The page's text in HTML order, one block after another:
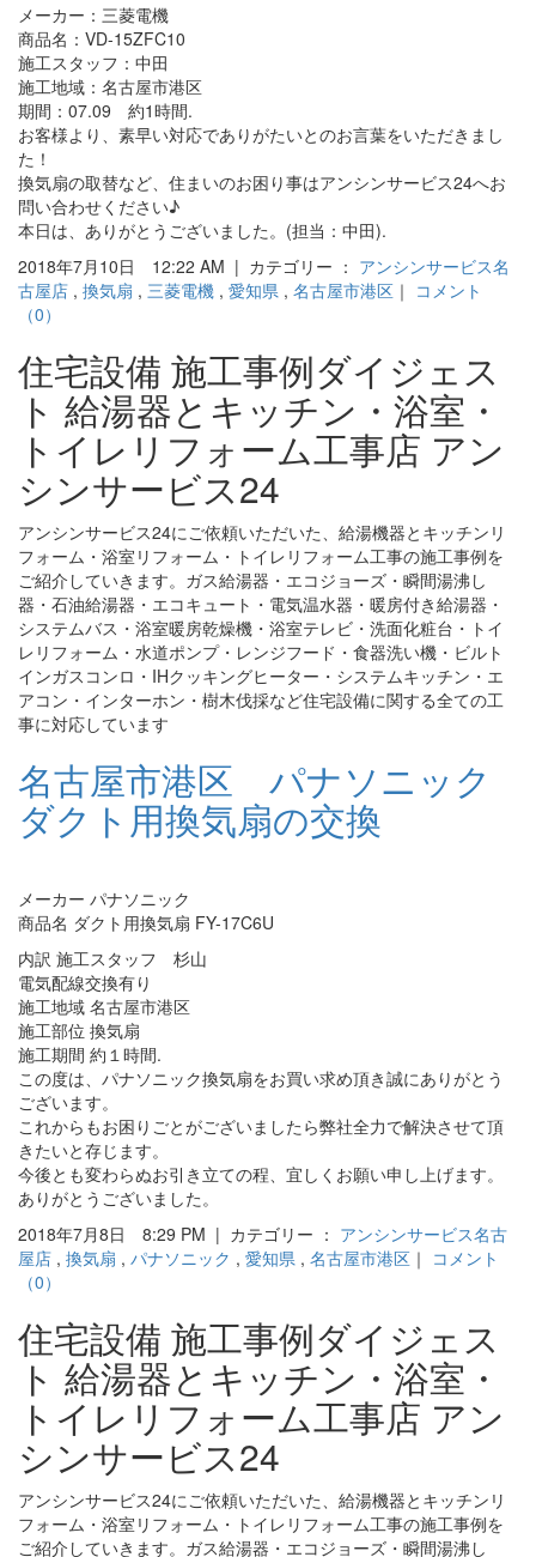
メーカー：三菱電機
商品名：VD-15ZFC10
施工スタッフ：中田
施工地域：名古屋市港区
期間：07.09 約1時間.
お客様より、素早い対応でありがたいとのお言葉をいただきまし
た！
換気扇の取替など、住まいのお困り事はアンシンサービス24へお
問い合わせください♪
本日は、ありがとうございました。(担当：中田).
2018年7月10日 12:22 AM | カテゴリー ： アンシンサービス名
古屋店 , 換気扇 , 三菱電機 , 愛知県 , 名古屋市港区 ｜ コメント
（0）
住宅設備 施工事例ダイジェス
ト 給湯器とキッチン・浴室・
トイレリフォーム工事店 アン
シンサービス24
アンシンサービス24にご依頼いただいた、給湯機器とキッチンリ
フォーム・浴室リフォーム・トイレリフォーム工事の施工事例を
ご紹介していきます。ガス給湯器・エコジョーズ・瞬間湯沸し
器・石油給湯器・エコキュート・電気温水器・暖房付き給湯器・
システムバス・浴室暖房乾燥機・浴室テレビ・洗面化粧台・トイ
レリフォーム・水道ポンプ・レンジフード・食器洗い機・ビルト
インガスコンロ・IHクッキングヒーター・システムキッチン・エ
アコン・インターホン・樹木伐採など住宅設備に関する全ての工
事に対応しています
名古屋市港区 パナソニック
ダクト用換気扇の交換
メーカー パナソニック
商品名 ダクト用換気扇 FY-17C6U
内訳 施工スタッフ 杉山
電気配線交換有り
施工地域 名古屋市港区
施工部位 換気扇
施工期間 約１時間.
この度は、パナソニック換気扇をお買い求め頂き誠にありがとう
ございます。
これからもお困りごとがございましたら弊社全力で解決させて頂
きたいと存じます。
今後とも変わらぬお引き立ての程、宜しくお願い申し上げます。
ありがとうございました。
2018年7月8日 8:29 PM | カテゴリー ： アンシンサービス名古
屋店 , 換気扇 , パナソニック , 愛知県 , 名古屋市港区 ｜ コメント
（0）
住宅設備 施工事例ダイジェス
ト 給湯器とキッチン・浴室・
トイレリフォーム工事店 アン
シンサービス24
アンシンサービス24にご依頼いただいた、給湯機器とキッチンリ
フォーム・浴室リフォーム・トイレリフォーム工事の施工事例を
ご紹介していきます。ガス給湯器・エコジョーズ・瞬間湯沸し